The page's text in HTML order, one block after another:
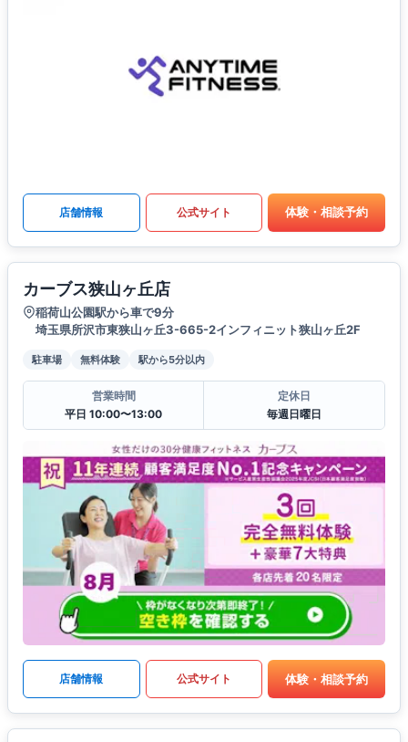
店舗情報 公式サイト 体験・相談予約
カーブス狭山ヶ丘店
稲荷山公園駅から車で9分
埼玉県所沢市東狭山ヶ丘3-665-2インフィニット狭山ヶ丘2F
駐車場 無料体験 駅から5分以内
営業時間
平日 10:00〜13:00
定休日
毎週日曜日
店舗情報 公式サイト 体験・相談予約